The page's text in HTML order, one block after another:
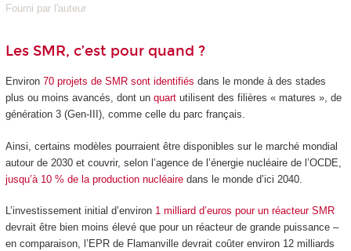
Fourni par l'auteur
Les SMR, c’est pour quand ?
Environ 70 projets de SMR sont identifiés dans le monde à des stades
plus ou moins avancés, dont un quartutilisent des filières « matures », de
génération 3 (Gen-III), comme celle du parc français.
Ainsi, certains modèles pourraient être disponibles sur le marché mondial
autour de 2030 et couvrir, selon l’agence de l’énergie nucléaire de l’OCDE,
jusqu’à 10 % de la production nucléairedans le monde d’ici 2040.
L’investissement initial d’environ 1 milliard d’euros pour un réacteur SMR
devrait être bien moins élevé que pour un réacteur de grande puissance –
en comparaison, l’EPR de Flamanville devrait coûter environ 12 milliards